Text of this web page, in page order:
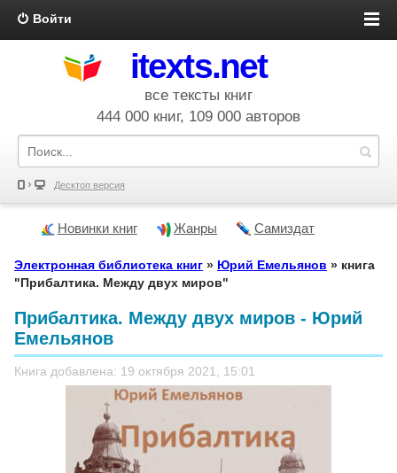
Войти
itexts.net
все тексты книг
444 000 книг, 109 000 авторов
Десктоп версия
Новинки книг Жанры Самиздат
Электронная библиотека книг » Юрий Емельянов » книга
"Прибалтика. Между двух миров"
Прибалтика. Между двух миров - Юрий
Емельянов
Книга добавлена: 19 октября 2021, 15:01